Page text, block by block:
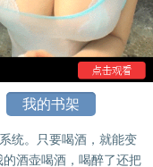
我的书架
统。只要喝酒，就能变
酒壶喝酒，喝醉了还把